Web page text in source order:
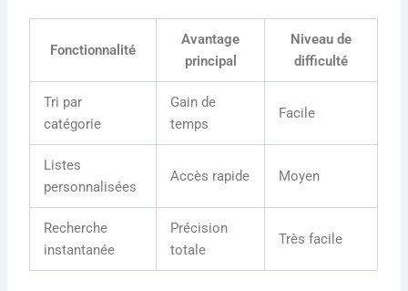
Fonctionnalité
Avantage
principal
Niveau de
difficulté
Tri par
catégorie
Gain de
temps
Facile
Listes
personnalisées
Accès rapide Moyen
Recherche
instantanée
Précision
totale
Très facile